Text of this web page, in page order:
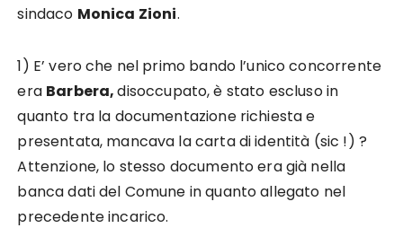
sindaco Monica Zioni.
1) E’ vero che nel primo bando l’unico concorrente
era Barbera,disoccupato, è stato escluso in
quanto tra la documentazione richiesta e
presentata, mancava la carta di identità (sic !) ?
Attenzione, lo stesso documento era già nella
banca dati del Comune in quanto allegato nel
precedente incarico.